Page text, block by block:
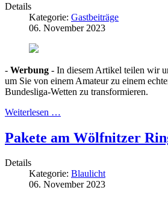
Details
Kategorie: Gastbeiträge
06. November 2023
- Werbung - In diesem Artikel teilen wir
um Sie von einem Amateur zu einem
Bundesliga-Wetten zu transformieren.
Weiterlesen …
Pakete am Wölfnitzer
Details
Kategorie: Blaulicht
06. November 2023